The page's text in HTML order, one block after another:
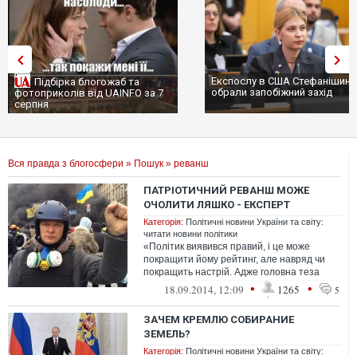
Підбірка блогожаб та
фотоприколів від UAINFO за 7
серпня
Експослу в США
обрали запобіжний захід
Вся правда з блогосфери » Пошук » реванш
ПАТРІОТИЧНИЙ РЕВАНШ МОЖЕ
ОЧОЛИТИ ЛЯШКО - ЕКСПЕРТ
Категорія: Політичні новини України та світу:
читати новини політики
«Політик виявився правий, і це може
покращити йому рейтинг, але навряд чи
покращить настрій. Адже головна теза
передвиборчої програми партії Ляш...
18.09.2014, 12:09 • 1265 • 5
ЗАЧЕМ КРЕМЛЮ СОБИРАНИЕ
ЗЕМЕЛЬ?
Категорія: Політичні новини України та світу: